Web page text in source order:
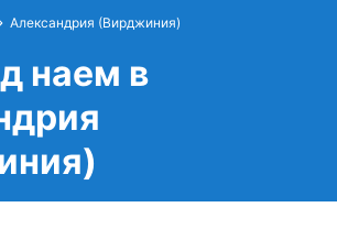
Александрия (Вирджиния)
наем в